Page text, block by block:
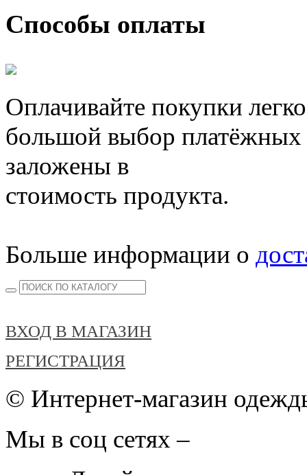
Способы оплаты
Оплачивайте покупки
большой выбор
заложены в
стоимость продукта.
Больше информации о
ВХОД В МАГАЗИН
РЕГИСТРАЦИЯ
© Интернет-магазин
Мы в соц сетях –